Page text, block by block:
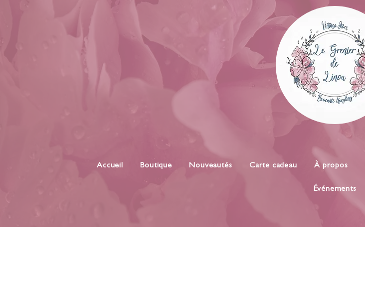
Accueil Boutique Nouveautés Carte cadeau À propos
Événements